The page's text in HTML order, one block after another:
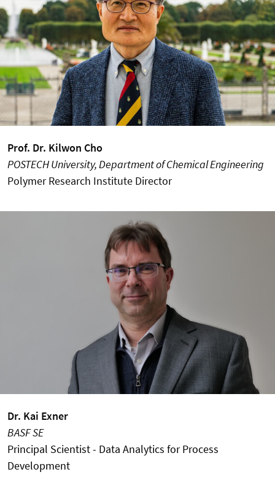
Prof. Dr. Kilwon Cho
POSTECH University, Department of Chemical Engineering
Polymer Research Institute Director
Dr. Kai Exner
BASF SE
Principal Scientist - Data Analytics for Process
Development